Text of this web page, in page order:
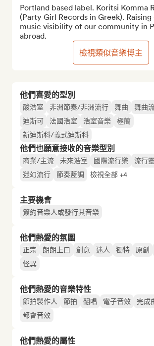
他們喜愛的型別
酸浩室 非洲節奏/非洲流行 舞曲 舞曲
迪斯可
法國浩室 浩室音樂
極簡
新迪斯科/義式迪斯科
他們也願意接收的音樂型別
商業/主流 未來浩室 國際流行樂
流行
迷幻流行
節奏藍調 檢視全部 +4
主要機會
簽約音樂人或發行其音樂
他們熱愛的氛圍
正宗 朗朗上口 創意 迷人 獨特 原創
怪異
他們熱愛的音樂特性
節拍製作人 節拍 翻唱 電子音效 完成
都會音效
他們熱愛的屬性
Portland based label. Koritsi Komma
(Party Girl Records in Greek).
music visibility of our community in
abroad.
檢視類似音樂博主